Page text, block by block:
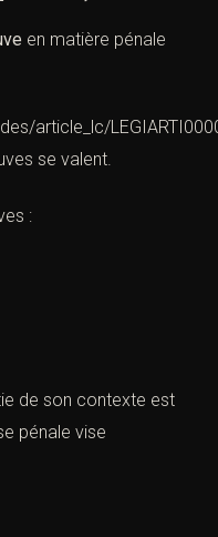
en matière pénale
article_lc/
se valent.
:
de son contexte est
pénale vise